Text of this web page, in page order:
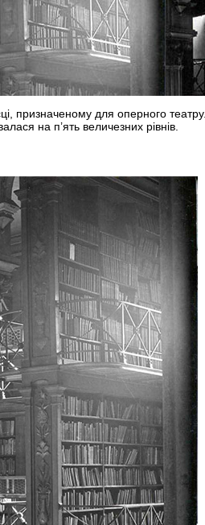
призначеному для оперного
на п’ять величезних рівнів.